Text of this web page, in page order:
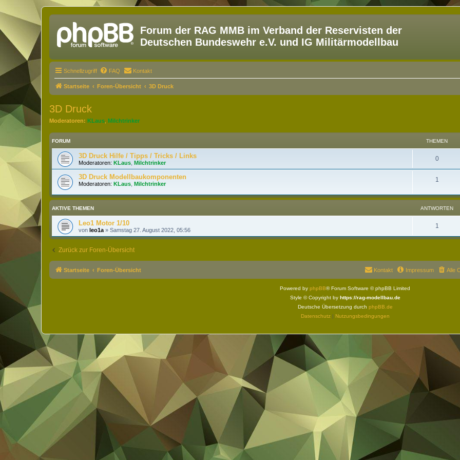
Forum der RAG MMB im Verband der Reservisten der
Deutschen Bundeswehr e.V. und IG Militärmodellbau
Schnellzugriff FAQ Kontakt
Startseite Foren-Übersicht 3D Druck
3D Druck
Moderatoren: KLaus Milchtrinker
FORUM THEMEN
3D Druck Hilfe / Tipps / Tricks / Links
Moderatoren: KLaus Milchtrinker
0
3D Druck Modellbaukomponenten
Moderatoren: KLaus Milchtrinker
1
AKTIVE THEMEN ANTWORTEN
Leo1 Motor 1/10
von leo1a » Samstag 27. August 2022, 05:56
1
Zurück zur Foren-Übersicht
Startseite Foren-Übersicht Alle
Impressum
Kontakt
Powered by phpBB® Forum Software © phpBB Limited
Style © Copyright by https://rag-modellbau.de
Deutsche Übersetzung durch phpBB.de
Datenschutz| Nutzungsbedingungen